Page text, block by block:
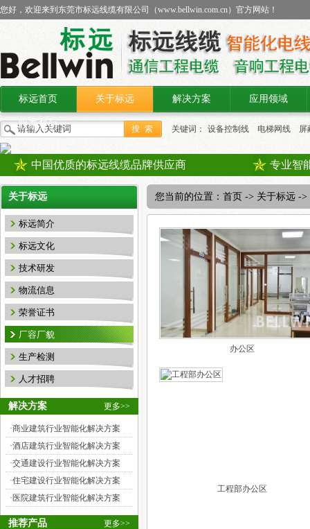
您好，欢迎来到东莞市标远线缆有限公司（www.bellwin.com.cn）官方网站！
标远首页 关于标远 解决方案 应用领域
联系我们 关键词： 设备控制线 电梯网线
屏
中国优质的标远线缆品牌供应商 专业智
关于标远
标远简介
标远文化
技术研发
物流信息
荣誉证书
厂容厂貌
生产检测
人才招聘
更多>>
解决方案
·商业建筑行业智能化解决方案
·酒店建筑行业智能化解决方案
·交通建设行业智能化解决方案
·住宅建设行业智能化解决方案
· 医院建筑行业智能化解决方案
更多>>
推荐产品
您当前的位置： 首页 -> 关于标远 ->
办公区
工程部办公区